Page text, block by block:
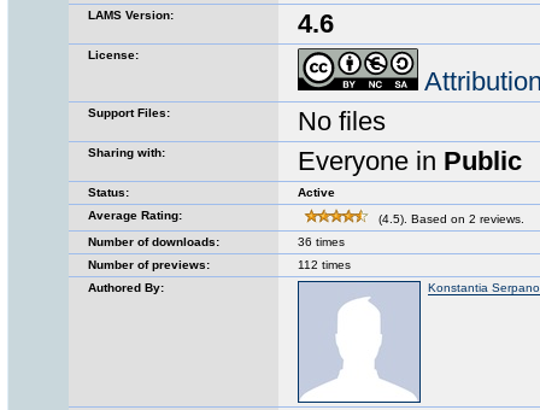
LAMS Version: 4.6
License:
Support Files: No files
Sharing with: Everyone in Public
Status:
Active
Average Rating:
(4.5). Based on 2 reviews.
Number of downloads:
36 times
Number of previews:
112 times
Authored By:
Konstantia